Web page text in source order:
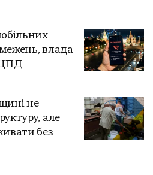
влада
ЦПД
не
але
без